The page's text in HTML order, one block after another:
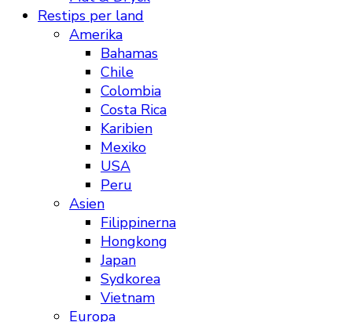
Restips per land
Amerika
Bahamas
Chile
Colombia
Costa Rica
Karibien
Mexiko
USA
Peru
Asien
Filippinerna
Hongkong
Japan
Sydkorea
Vietnam
Europa